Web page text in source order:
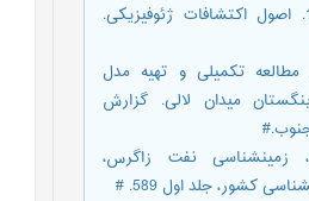
ع. 1389. اصول اکتشافات ژئوفیزیکی.
ح.1391. مطالعه تکمیلی و تهیه مدل
میدان لالی. گزارش
-[8]مطیعی.ه ، 1374، زمین‎شناسی نفت زاگرس،